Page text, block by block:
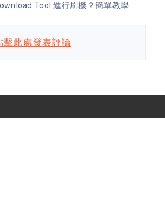
Tool 進行刷機？簡單教學
擊此處發表評論